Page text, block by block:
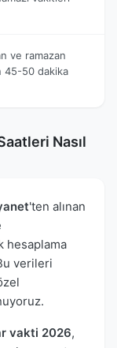
ve ramazan
45-50 dakika
Nasıl
'ten alınan
hesaplama
verileri
vakti 2026,